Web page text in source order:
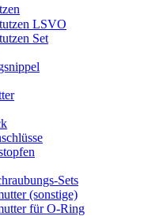
LSVO
Set
Sets
(sonstige)
für O-Ring